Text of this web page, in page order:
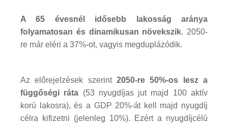
A 65 évesnél idősebb lakosság aránya
folyamatosan és dinamikusan növekszik. 2050-
re már eléri a 37%-ot, vagyis megduplázódik.
Az előrejelzések szerint 2050-re 50%-os lesz a
függőségi ráta (53 nyugdíjas jut majd 100 aktív
korú lakosra), és a GDP 20%-át kell majd nyugdíj
célra kifizetni (jelenleg 10%). Ezért a nyugdíjcélú